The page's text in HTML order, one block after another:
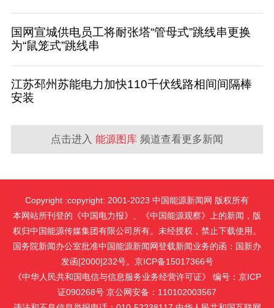
国网宣城供电员工将耐张塔“管母式”跳线串更换
为“鼠笼式”跳线串
江苏邳州苏能电力加快110千伏线路相间间隔棒
安装
点击进入 能源图库 频道查看更多新闻
Copyright :copyright: 2001-2023 中国能源新闻网 版权所有
本网站所刊登的《中国电力报》、《中国能源观察》上的新闻，版
权归中国能源传媒集团有限公司所有。未经授权，禁止下载使用。
国务院新闻办公室批准中国能源新闻网登载新闻业务的函：国新办
发函[2000]232号。京ICP备15017366号
《中华人民共和国电信与信息服务业务经营许可证》 编号：京ICP
证090268号 京公网安备：110102003567